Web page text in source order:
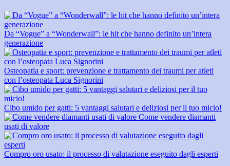
Da “Vogue” a “Wonderwall”: le hit che hanno definito un’intera
generazione
Osteopatia e sport: prevenzione e trattamento dei traumi per atleti
con l’osteopata Luca Signorini
Cibo umido per gatti: 5 vantaggi salutari e deliziosi per il tuo micio!
Come vendere diamanti
usati di valore
Compro oro usato: il processo di valutazione eseguito dagli esperti